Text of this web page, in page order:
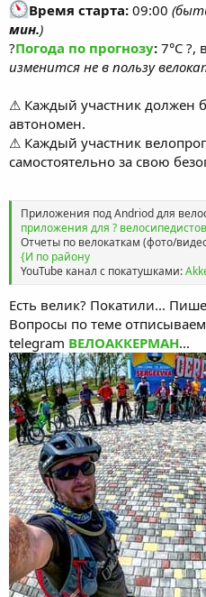
Время старта: 09:00
мин.)
?Погода по прогнозу: 7°C ?,
изменится не в пользу
⚠ Каждый участник должен
автономен.
⚠ Каждый участник
самостоятельно за свою
Приложения под Andriod для
приложения для ?
Отчеты по велокаткам (фото/
{И по району
YouTube канал с покатушками:
Есть велик? Покатили...
Вопросы по теме
telegram ВЕЛОАККЕРМАН...